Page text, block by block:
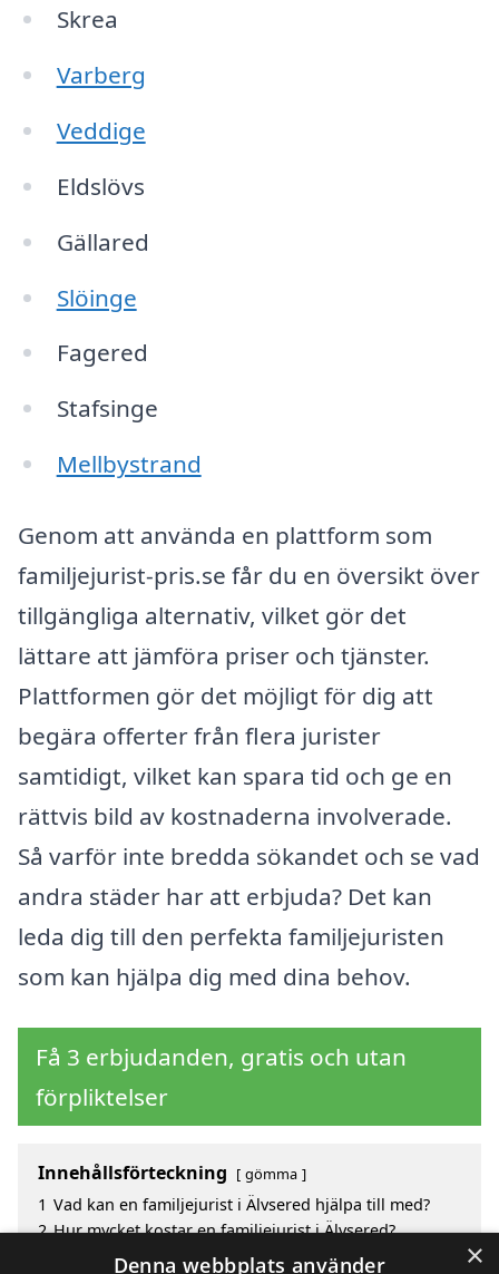
Skrea
Varberg
Veddige
Eldslövs
Gällared
Slöinge
Fagered
Stafsinge
Mellbystrand
Genom att använda en plattform som
familjejurist-pris.se får du en översikt över
tillgängliga alternativ, vilket gör det
lättare att jämföra priser och tjänster.
Plattformen gör det möjligt för dig att
begära offerter från flera jurister
samtidigt, vilket kan spara tid och ge en
rättvis bild av kostnaderna involverade.
Så varför inte bredda sökandet och se vad
andra städer har att erbjuda? Det kan
leda dig till den perfekta familjejuristen
som kan hjälpa dig med dina behov.
Få 3 erbjudanden, gratis och utan
förpliktelser
Innehållsförteckning gömma
1 Vad kan en familjejurist i Älvsered hjälpa till med?
2 Hur mycket kostar en familjejurist i Älvsered?
Fördelar med att välja familjejurist i Älvsered
×
Denna webbplats använder